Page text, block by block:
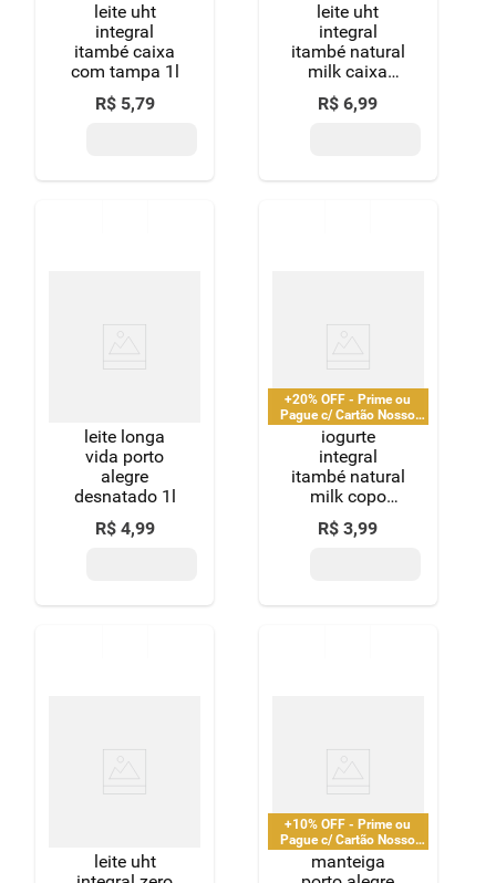
leite uht
integral
itambé caixa
com tampa 1l
R$ 5,79
leite uht
integral
itambé natural
milk caixa
com tampa 1l
R$ 6,99
leite longa
vida porto
alegre
desnatado 1l
R$ 4,99
+20% OFF - Prime ou
Pague c/ Cartão Nosso
Pay
iogurte
integral
itambé natural
milk copo
170g
R$ 3,99
leite uht
+10% OFF - Prime ou
Pague c/ Cartão Nosso
Pay
manteiga